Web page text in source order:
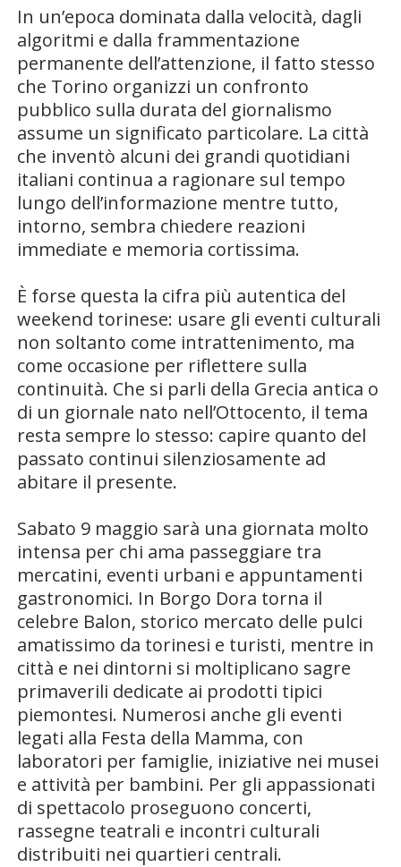
In un’epoca dominata dalla velocità, dagli
algoritmi e dalla frammentazione
permanente dell’attenzione, il fatto stesso
che Torino organizzi un confronto
pubblico sulla durata del giornalismo
assume un significato particolare. La città
che inventò alcuni dei grandi quotidiani
italiani continua a ragionare sul tempo
lungo dell’informazione mentre tutto,
intorno, sembra chiedere reazioni
immediate e memoria cortissima.
È forse questa la cifra più autentica del
weekend torinese: usare gli eventi culturali
non soltanto come intrattenimento, ma
come occasione per riflettere sulla
continuità. Che si parli della Grecia antica o
di un giornale nato nell’Ottocento, il tema
resta sempre lo stesso: capire quanto del
passato continui silenziosamente ad
abitare il presente.
Sabato 9 maggio sarà una giornata molto
intensa per chi ama passeggiare tra
mercatini, eventi urbani e appuntamenti
gastronomici. In Borgo Dora torna il
celebre Balon, storico mercato delle pulci
amatissimo da torinesi e turisti, mentre in
città e nei dintorni si moltiplicano sagre
primaverili dedicate ai prodotti tipici
piemontesi. Numerosi anche gli eventi
legati alla Festa della Mamma, con
laboratori per famiglie, iniziative nei musei
e attività per bambini. Per gli appassionati
di spettacolo proseguono concerti,
rassegne teatrali e incontri culturali
distribuiti nei quartieri centrali.